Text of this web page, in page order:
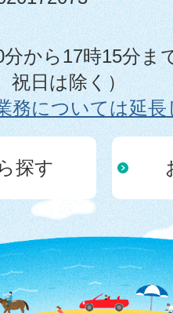
分から17時15分ま
祝日は除く）
務については延
探す